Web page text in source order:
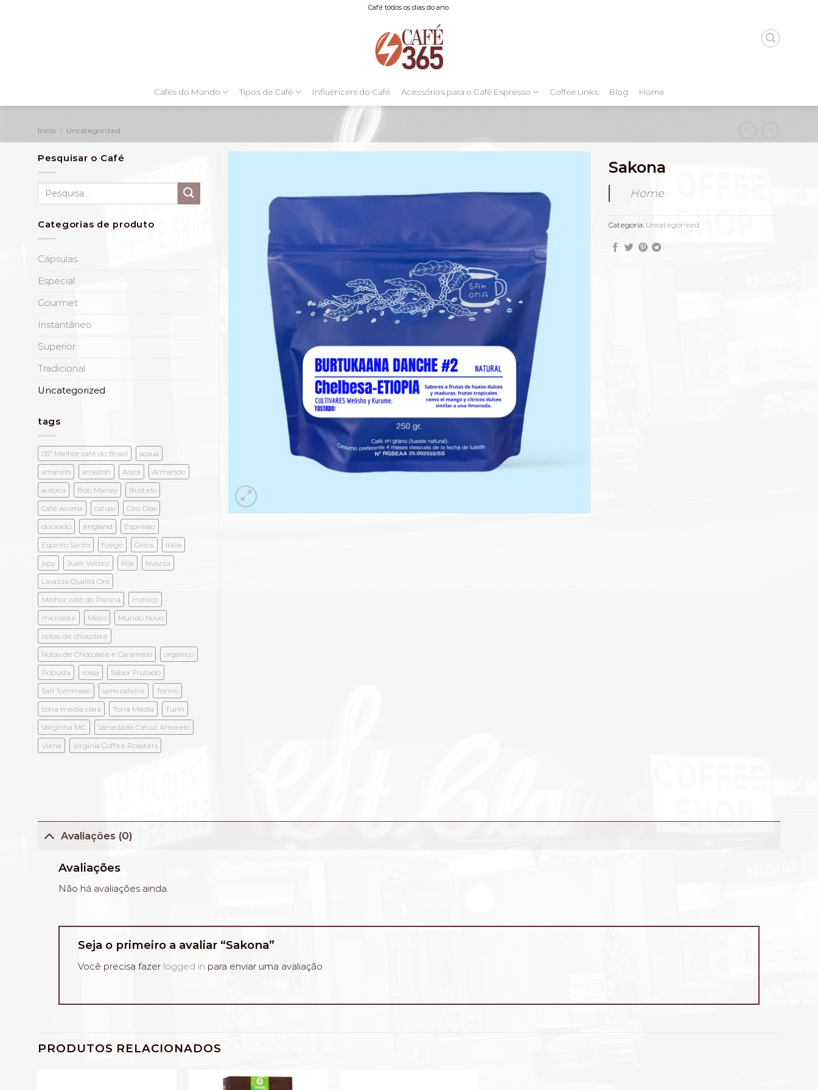
Café todos os dias do ano.
Cafés do Mundo Tipos de Café Influencers do Café Acessórios para o Café Espresso Coffee Links Blog Home
Início / Uncategorized
Sakona
Home
Categoria: Uncategorized
Pesquisar o Café
Pesquisar
Categorias de produto
Cápsulas
Especial
Gourmet
Instantâneo
Superior
Tradicional
Uncategorized
tags
05º Melhor café do Brasil
acaua
amarelo
amazon Arara
Armando
arábica
Bob Marley
Bustelo
Café Aroma
catuai
Ciro Dias
dourado
england
Espresso
Espírito Santo
fuego Grãos
itália
japy
Juan Valdez Kōa
lavazza
Lavazza Qualità Oro
Melhor café do Paraná
mexico
microlote
Misto
Mundo Novo
notas de chocolate
Notas de Chocolate e Caramelo
organico
Robusta
rossa
Sabor Frutado
San Tommaso
sem cafeína
Torino
torra media clara
Torra Média
Turin
Varginha MG
Variedade Catuaí Amarelo
Viena
Virginia Coffee Roasters
Avaliações (0)
Avaliações
Não há avaliações ainda.
Seja o primeiro a avaliar “Sakona”
Você precisa fazer logged in para enviar uma avaliação.
PRODUTOS RELACIONADOS